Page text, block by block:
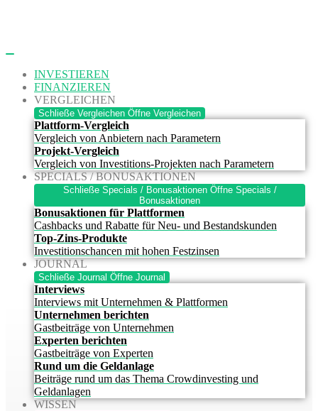
INVESTIEREN
FINANZIEREN
VERGLEICHEN
Schließe Vergleichen Öffne Vergleichen
Plattform-Vergleich
Vergleich von Anbietern nach Parametern
Projekt-Vergleich
Vergleich von Investitions-Projekten nach Parametern
SPECIALS / BONUSAKTIONEN
Schließe Specials / Bonusaktionen Öffne Specials /
Bonusaktionen
Bonusaktionen für Plattformen
Cashbacks und Rabatte für Neu- und Bestandskunden
Top-Zins-Produkte
Investitionschancen mit hohen Festzinsen
JOURNAL
Schließe Journal Öffne Journal
Interviews
Interviews mit Unternehmen & Plattformen
Unternehmen berichten
Gastbeiträge von Unternehmen
Experten berichten
Gastbeiträge von Experten
Rund um die Geldanlage
Beiträge rund um das Thema Crowdinvesting und
Geldanlagen
WISSEN